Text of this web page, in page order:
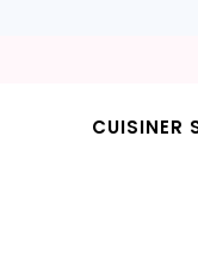
CUISINER